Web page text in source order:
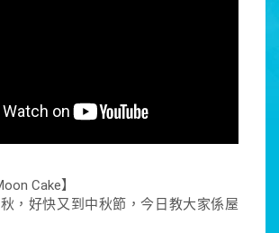
Cake】
，好快又到中秋節，今日教大家係屋